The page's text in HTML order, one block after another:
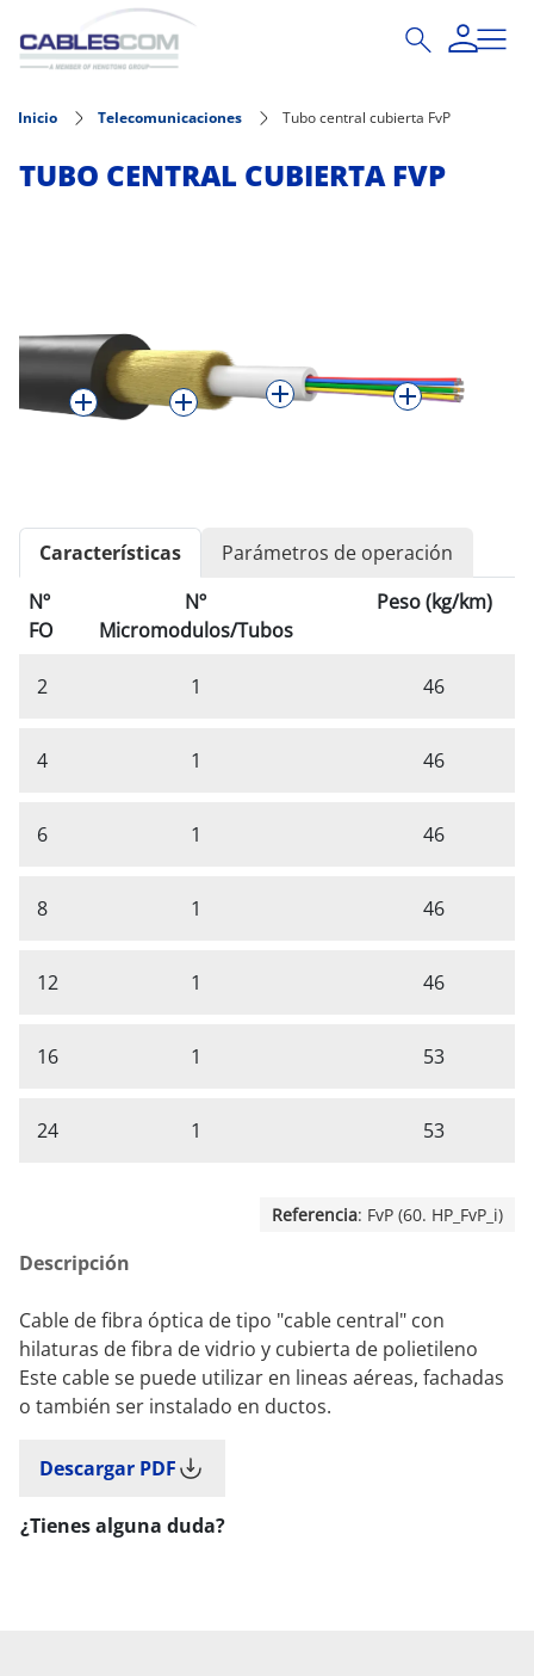
Pasar al contenido principal
Inicio Telecomunicaciones Tubo central cubierta FvP
TUBO CENTRAL CUBIERTA FVP
Características
Parámetros de operación
Nº
FO
Nº
Micromodulos/Tubos
Peso (kg/km)
2 1 46
4 1 46
6 1 46
8 1 46
12 1 46
16 1 53
24 1 53
Referencia: FvP (60. HP_FvP_i)
Descripción
Cable de fibra óptica de tipo "cable central" con
hilaturas de fibra de vidrio y cubierta de polietileno
Este cable se puede utilizar en lineas aéreas, fachadas
o también ser instalado en ductos.
Descargar PDF
¿Tienes alguna duda?